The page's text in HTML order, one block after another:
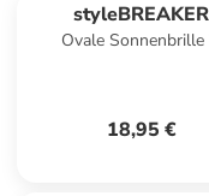
styleBREAKER
Ovale Sonnenbrille
18,95 €